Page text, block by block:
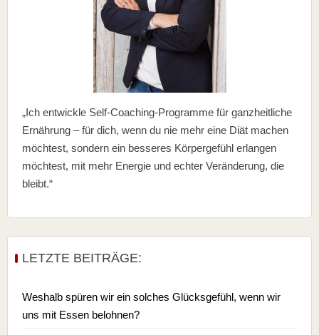
„Ich entwickle Self-Coaching-Programme für ganzheitliche
Ernährung – für dich, wenn du nie mehr eine Diät machen
möchtest, sondern ein besseres Körpergefühl erlangen
möchtest, mit mehr Energie und echter Veränderung, die
bleibt.“
LETZTE BEITRÄGE:
Weshalb spüren wir ein solches Glücksgefühl, wenn wir
uns mit Essen belohnen?